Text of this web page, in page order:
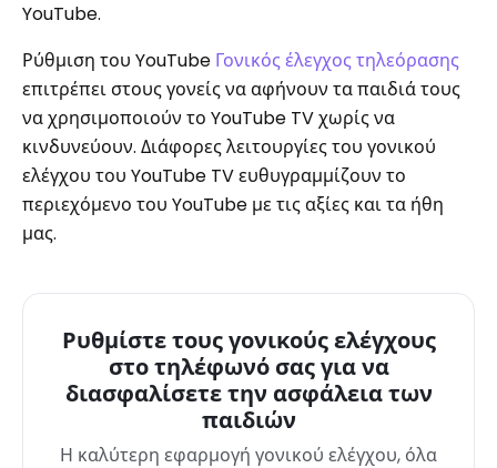
YouTube.
Ρύθμιση του YouTube Γονικός έλεγχος τηλεόρασης
επιτρέπει στους γονείς να αφήνουν τα παιδιά τους
να χρησιμοποιούν το YouTube TV χωρίς να
κινδυνεύουν. Διάφορες λειτουργίες του γονικού
ελέγχου του YouTube TV ευθυγραμμίζουν το
περιεχόμενο του YouTube με τις αξίες και τα ήθη
μας.
Ρυθμίστε τους γονικούς ελέγχους
στο τηλέφωνό σας για να
διασφαλίσετε την ασφάλεια των
παιδιών
Η καλύτερη εφαρμογή γονικού ελέγχου, όλα